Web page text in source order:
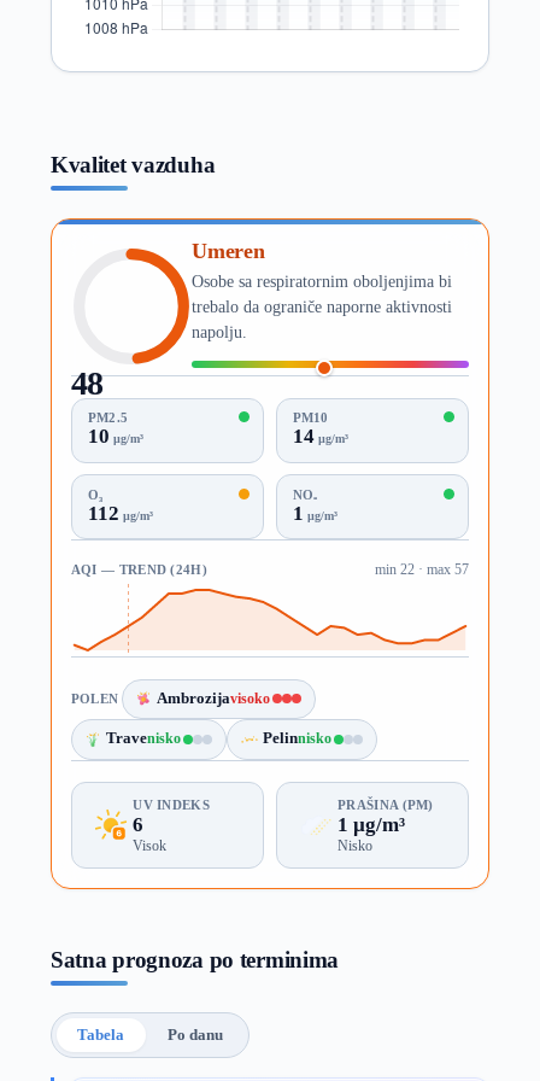
Kvalitet vazduha
48
AQI
Umeren
Osobe sa respiratornim oboljenjima bi
trebalo da ograniče naporne aktivnosti
napolju.
PM2.5
10 µg/m³
PM10
14µg/m³
O₃
112 µg/m³
NO₂
1 µg/m³
AQI — TREND (24H) min 22 · max 57
POLEN Ambrozijavisoko
Travenisko Pelinnisko
UV INDEKS
6
Visok
PRAŠINA (PM)
1 µg/m³
Nisko
Satna prognoza po terminima
Tabela Po danu